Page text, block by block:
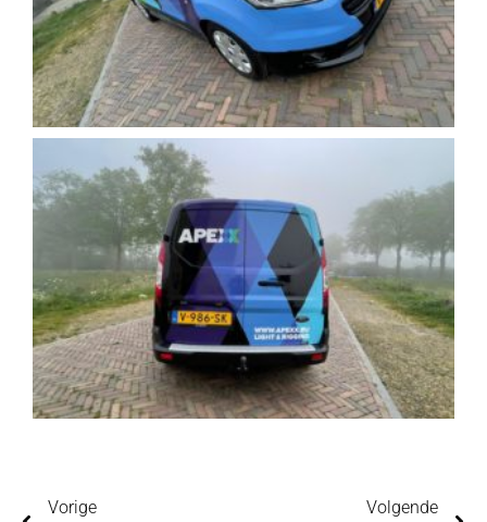
Vorige Volgende